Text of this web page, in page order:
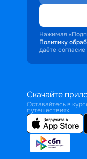
Нажимая
Политику
даёте
Скачайте
Оставайтесь в
путешествиях